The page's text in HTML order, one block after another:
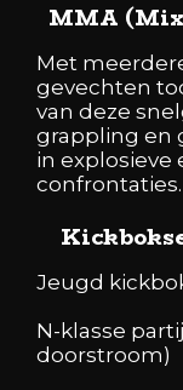
MMA
Met
gevechten
van deze
grappling en
in explosieve
confrontaties.
Jeugd
N-klasse
doorstroom)